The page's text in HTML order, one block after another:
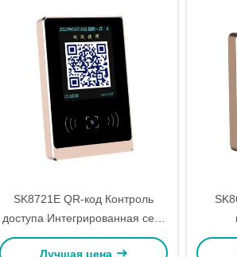
SK8721E QR-код Контроль
доступа Интегрированная сеть
машины: Ethernet/WIFI
Лучшая цена